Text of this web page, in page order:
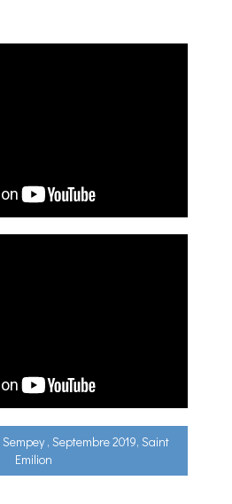
, Septembre 2019, Saint
Emilion